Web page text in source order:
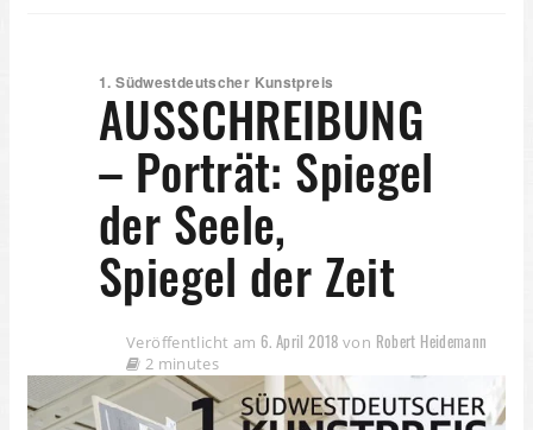
1. Südwestdeutscher Kunstpreis
AUSSCHREIBUNG
– Porträt: Spiegel
der Seele,
Spiegel der Zeit
Veröffentlicht am 6. April 2018 von Robert Heidemann
2 minutes